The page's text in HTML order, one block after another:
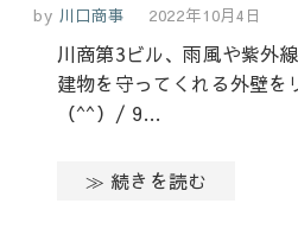
by 川口商事 2022年10月4日
川商第3ビル、雨風や紫外
建物を守ってくれる外壁を
（^^）/ 9…
≫ 続きを読む